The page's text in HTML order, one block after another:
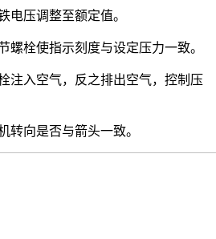
电压调整至额定值。
螺栓使指示刻度与设定压力一致。
注入空气，反之排出空气，控制压
转向是否与箭头一致。